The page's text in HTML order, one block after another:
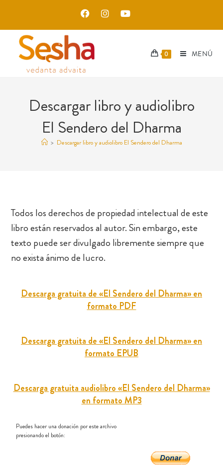
0 MENÚ
Descargar libro y audiolibro
El Sendero del Dharma
> Descargar libro y audiolibro El Sendero del Dharma
Todos los derechos de propiedad intelectual de este
libro están reservados al autor. Sin embargo, este
texto puede ser divulgado libremente siempre que
no exista ánimo de lucro.
Descarga gratuita de «El Sendero del Dharma» en
formato PDF
Descarga gratuita de «El Sendero del Dharma» en
formato EPUB
Descarga gratuita audiolibro «El Sendero del Dharma»
en formato MP3
Puedes hacer una donación por este archivo
presionando el botón: